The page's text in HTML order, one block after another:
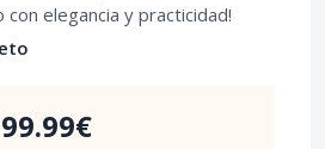
con elegancia y practicidad!
99.99€